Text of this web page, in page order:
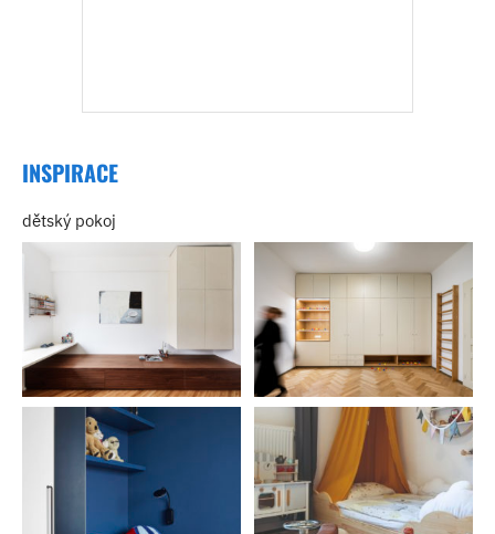
INSPIRACE
dětský pokoj